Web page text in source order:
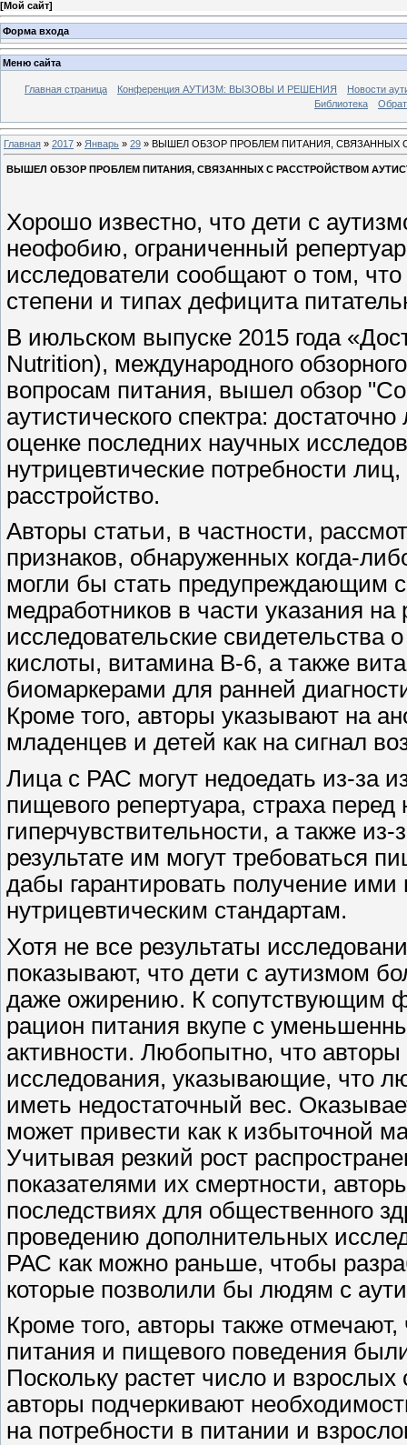
[Мой сайт]
Форма входа
Меню сайта
Главная страница Конференция АУТИЗМ: ВЫЗОВЫ И РЕШЕНИЯ
Новости
Библиотека
Главная » 2017 » Январь » 29 » ВЫШЕЛ ОБЗОР ПРОБЛЕМ ПИТАНИЯ, СВЯЗАННЫХ
ВЫШЕЛ ОБЗОР ПРОБЛЕМ ПИТАНИЯ, СВЯЗАННЫХ С РАССТРОЙСТВОМ
Хорошо известно, что дети с
неофобию, ограниченный
исследователи сообщают о том,
степени и типах дефицита
В июльском выпуске 2015 года
Nutrition), международного
вопросам питания, вышел обзор
аутистического спектра:
оценке последних научных
нутрицевтические потребности
расстройство.
Авторы статьи, в частности,
признаков, обнаруженных когда-
могли бы стать предупреждающим
медработников в части указания
исследовательские
кислоты, витамина В-6, а также
биомаркерами для ранней
Кроме того, авторы указывают на
младенцев и детей как на сигнал
Лица с РАС могут недоедать из-за
пищевого репертуара, страха
гиперчувствительности, а также
результате им могут требоваться
дабы гарантировать получение
нутрицевтическим стандартам.
Хотя не все результаты
показывают, что дети с аутизмом
даже ожирению. К сопутствующим
рацион питания вкупе с
активности. Любопытно, что
исследования, указывающие, что
иметь недостаточный вес.
может привести как к избыточной
Учитывая резкий рост
показателями их смертности,
последствиях для общественного
проведению дополнительных
РАС как можно раньше, чтобы
которые позволили бы людям с
Кроме того, авторы также
питания и пищевого поведения
Поскольку растет число и
авторы подчеркивают
на потребности в питании и